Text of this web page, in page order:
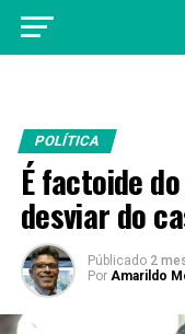
POLÍTICA
É factoide
desviar do
Públicado 2
Por Amarildo